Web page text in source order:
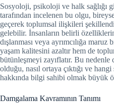
Sosyoloji, psikoloji ve halk sağlığı
tarafından incelenen bu olgu,
geçerek toplumsal ilişkileri
gelebilir. İnsanların belirli
dışlanması veya ayrımcılığa maruz
yaşam kalitesini azaltır hem de
bütünleşmeyi zayıflatır. Bu nedenle
olduğu, nasıl ortaya çıktığı ve hangi
hakkında bilgi sahibi olmak büyük
Damgalama Kavramının Tanımı